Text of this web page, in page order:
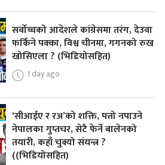
सर्वोच्चको आदेशले कांग्रेसमा तरंग, देउवा
फर्किने पक्का, विश्व चीनमा, गगनको रुख
खोसिएला ? (भिडियोसहित)
1 day ago
‘सीआईए र रअ’को शक्ति, पत्तो नपाउने
नेपालका गुप्तचर, सेटै फेर्ने बालेनको
तयारी, कहाँ चुक्यो संयन्त्र ?
((भिडियोसहित)